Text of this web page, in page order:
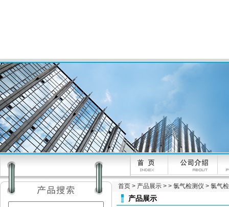
首页 > 产品展示 > > 氯气检测仪 > 氯气
产品展示